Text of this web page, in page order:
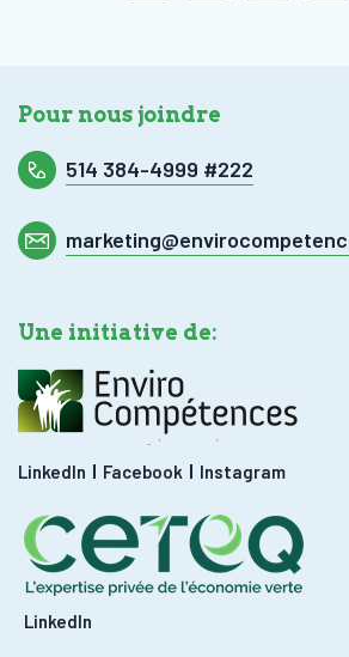
Pour nous joindre
514 384-4999 #222
Une initiative de:
LinkedIn Facebook Instagram
LinkedIn